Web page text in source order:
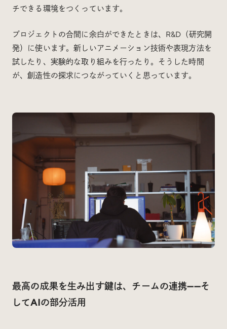
チできる環境をつくっています。
プロジェクトの合間に余白ができたときは、R&D（研究開
発）に使います。新しいアニメーション技術や表現方法を
試したり、実験的な取り組みを行ったり。そうした時間
が、創造性の探求につながっていくと思っています。
最高の成果を生み出す鍵は、チームの連携——そ
してAIの部分活用